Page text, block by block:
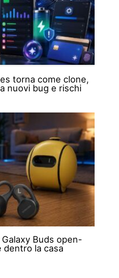
torna come clone,
nuovi bug e rischi
Buds open-
dentro la casa